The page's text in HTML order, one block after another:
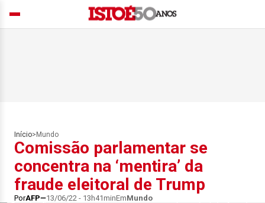
Início> Mundo
Comissão parlamentar se
concentra na ‘mentira’ da
fraude eleitoral de Trump
PorAFP 13/06/22 - 13h41minEmMundo